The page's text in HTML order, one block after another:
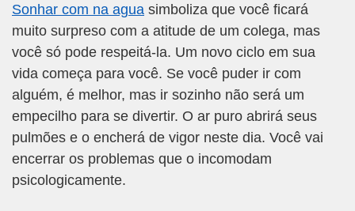
Sonhar com na agua simboliza que você ficará
muito surpreso com a atitude de um colega, mas
você só pode respeitá-la. Um novo ciclo em sua
vida começa para você. Se você puder ir com
alguém, é melhor, mas ir sozinho não será um
empecilho para se divertir. O ar puro abrirá seus
pulmões e o encherá de vigor neste dia. Você vai
encerrar os problemas que o incomodam
psicologicamente.